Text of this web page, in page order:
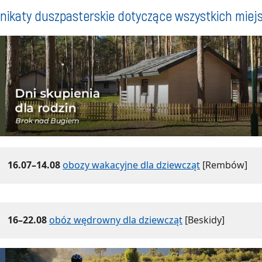
duszpasterskie dotyczące wszystkich
16.07–14.08obozy wakacyjne dla dziewcząt [Rembów]
16–22.08obóz wędrowny dla dziewcząt [Beskidy]